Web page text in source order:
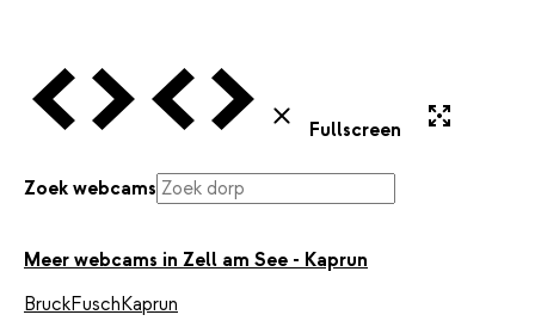
Vorige Webcam
Volgende Webcam
Vorige Webcam
Volgende Webcam
Sluiten
Fullscreen
Zoek webcams
Meer webcams in Zell am See - Kaprun
BruckFuschKaprun